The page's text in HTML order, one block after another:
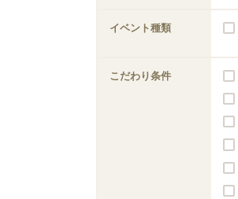
イベント種類
こだわり条件